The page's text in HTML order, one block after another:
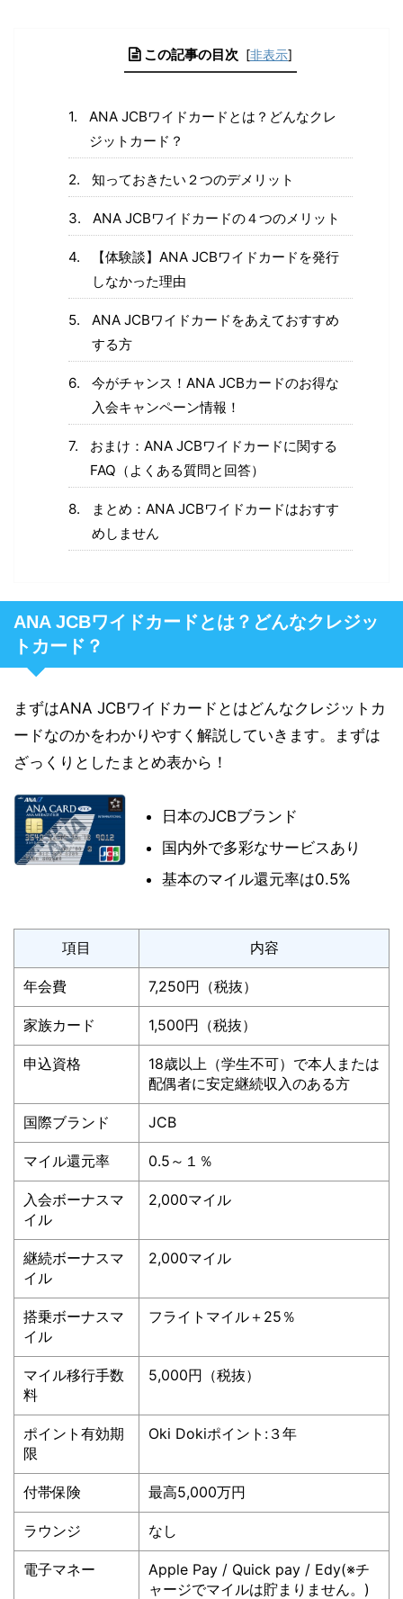
この記事の目次 [非表示]
ANA JCBワイドカードとは？どんなクレ
ジットカード？
知っておきたい２つのデメリット
ANA JCBワイドカードの４つのメリット
【体験談】ANA JCBワイドカードを発行
しなかった理由
ANA JCBワイドカードをあえておすすめ
する方
今がチャンス！ANA JCBカードのお得な
入会キャンペーン情報！
おまけ：ANA JCBワイドカードに関する
FAQ（よくある質問と回答）
まとめ：ANA JCBワイドカードはおすす
めしません
ANA JCBワイドカードとは？どんなクレジッ
トカード？
まずはANA JCBワイドカードとはどんなクレジットカ
ードなのかをわかりやすく解説していきます。まずは
ざっくりとしたまとめ表から！
日本のJCBブランド
国内外で多彩なサービスあり
基本のマイル還元率は0.5%
項目 内容
年会費 7,250円（税抜）
家族カード 1,500円（税抜）
申込資格
18歳以上（学生不可）で本人または
配偶者に安定継続収入のある方
国際ブランド JCB
マイル還元率 0.5～１％
入会ボーナスマ
イル
2,000マイル
継続ボーナスマ
イル
2,000マイル
搭乗ボーナスマ
イル
フライトマイル＋25％
マイル移行手数
料
5,000円（税抜）
ポイント有効期
限
Oki Dokiポイント:３年
付帯保険 最高5,000万円
ラウンジ なし
電子マネー
Apple Pay / Quick pay / Edy(※チ
ャージでマイルは貯まりません。)